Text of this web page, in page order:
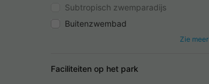
Subtropisch zwemparadijs
Buitenzwembad
Zie meer
Faciliteiten op het park